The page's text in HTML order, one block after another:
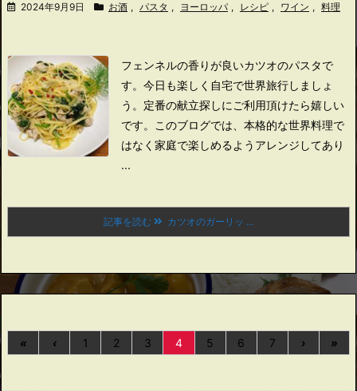
2024年9月9日 お酒 , パスタ , ヨーロッパ , レシピ , ワイン , 料理
フェンネルの香りが良いカツオのパスタで
す。 今日も楽しく自宅で世界旅行しましょ
う。 定番の献立探しにご利用頂けたら嬉しい
です。
このブログでは、本格的な世界料理で
はなく家庭で楽しめるようアレンジしてあり
...
記事を読む カツオのガーリッ ...
« ‹ 1 2 3 4 5 6 7 › »